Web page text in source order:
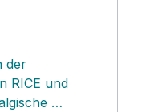
der
RICE und